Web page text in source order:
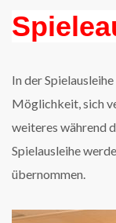
In der
Möglichkeit, sich
weiteres während
Spielausleihe
übernommen.